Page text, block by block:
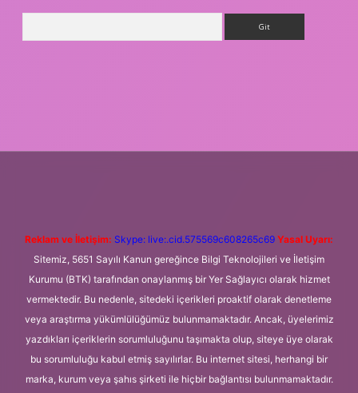
Reklam ve İletişim: Skype: live:.cid.575569c608265c69 Yasal Uyarı:
Sitemiz, 5651 Sayılı Kanun gereğince Bilgi Teknolojileri ve İletişim
Kurumu (BTK) tarafından onaylanmış bir Yer Sağlayıcı olarak hizmet
vermektedir. Bu nedenle, sitedeki içerikleri proaktif olarak denetleme
veya araştırma yükümlülüğümüz bulunmamaktadır. Ancak, üyelerimiz
yazdıkları içeriklerin sorumluluğunu taşımakta olup, siteye üye olarak
bu sorumluluğu kabul etmiş sayılırlar. Bu internet sitesi, herhangi bir
marka, kurum veya şahıs şirketi ile hiçbir bağlantısı bulunmamaktadır.